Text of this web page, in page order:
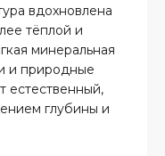
вдохновлена
тёплой и
минеральная
и природные
естественный,
глубины и